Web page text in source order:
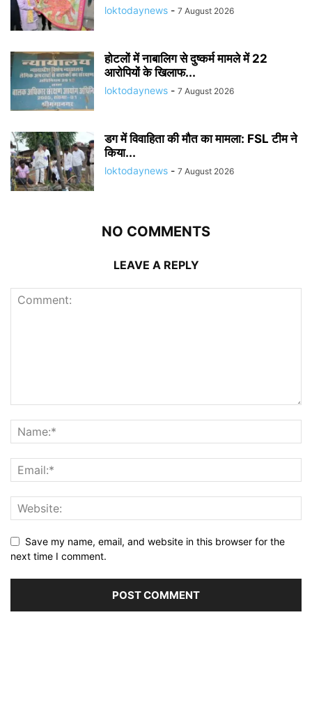
loktodaynews - 7 August 2026
होटलों में नाबालिग से दुष्कर्म मामले में 22
आरोपियों के खिलाफ...
loktodaynews - 7 August 2026
डग में विवाहिता की मौत का मामला: FSL टीम ने
किया...
loktodaynews - 7 August 2026
NO COMMENTS
LEAVE A REPLY
Save my name, email, and website in this browser for the
next time I comment.